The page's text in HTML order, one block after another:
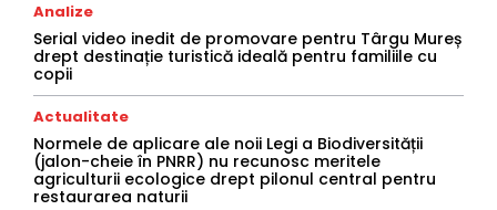
Analize
Serial video inedit de promovare pentru Târgu Mureș
drept destinație turistică ideală pentru familiile cu
copii
Actualitate
Normele de aplicare ale noii Legi a Biodiversității
(jalon-cheie în PNRR) nu recunosc meritele
agriculturii ecologice drept pilonul central pentru
restaurarea naturii